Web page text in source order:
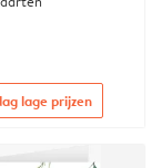
lage prijzen